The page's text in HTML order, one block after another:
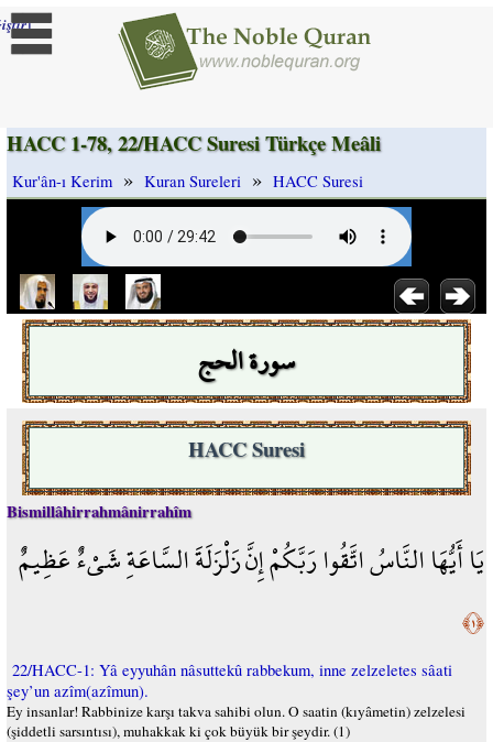
]
HACC 1-78, 22/HACC Suresi Türkçe Meâli
Kur'ân-ı Kerim » Kuran Sureleri » HACC Suresi
سورة الحج
HACC Suresi
Bismillâhirrahmânirrahîm
يَا أَيُّهَا النَّاسُ اتَّقُوا رَبَّكُمْ إِنَّ زَلْزَلَةَ السَّاعَةِ شَيْءٌ عَظِيمٌ
﴿١﴾
22/HACC-1: Yâ eyyuhân nâsuttekû rabbekum, inne zelzeletes sâati
şey’un azîm(azîmun).
Ey insanlar! Rabbinize karşı takva sahibi olun. O saatin (kıyâmetin) zelzelesi
(şiddetli sarsıntısı), muhakkak ki çok büyük bir şeydir. (1)